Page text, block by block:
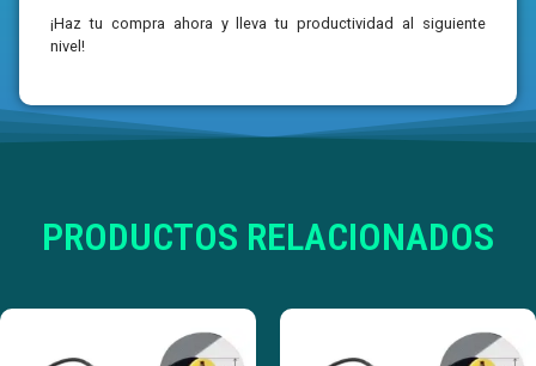
¡Haz tu compra ahora y lleva tu productividad al siguiente
nivel!
PRODUCTOS RELACIONADOS